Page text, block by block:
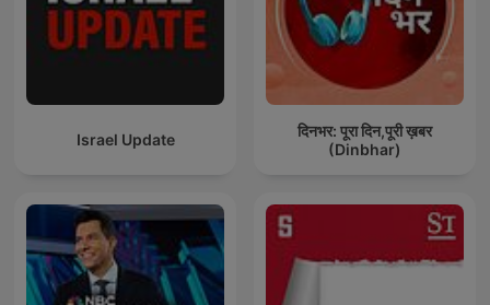
Israel Update
दिनभर: पूरा दिन,पूरी ख़बर
(Dinbhar)